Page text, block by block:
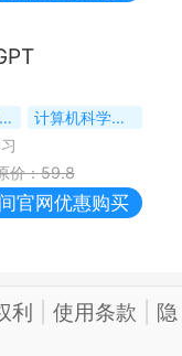
[美] 斯蒂芬 • 沃尔弗拉姆（Stephen Wolfram）
计算机科学家、数学家和理论物理学家
价：59.8
官网优惠购买
利 使用条款
隐